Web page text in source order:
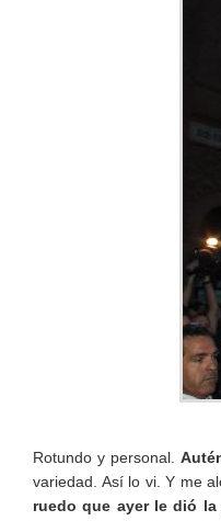
Rotundo y personal.
variedad. Así lo vi. Y me
ruedo que ayer le dió la